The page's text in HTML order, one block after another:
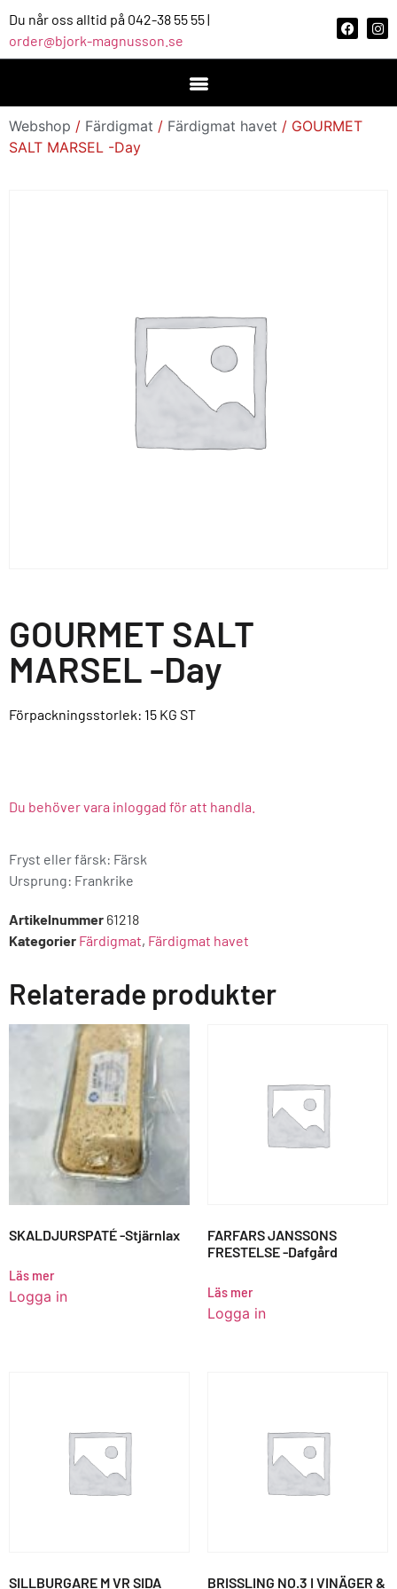
Du når oss alltid på 042-38 55 55 |
order@bjork-magnusson.se
Webshop / Färdigmat / Färdigmat havet / GOURMET
SALT MARSEL -Day
GOURMET SALT
MARSEL -Day
Förpackningsstorlek: 15 KG ST
Du behöver vara inloggad för att handla.
Fryst eller färsk: Färsk
Ursprung: Frankrike
Artikelnummer 61218
Kategorier Färdigmat, Färdigmat havet
Relaterade produkter
SKALDJURSPATÉ -Stjärnlax
Läs mer
Logga in
FARFARS JANSSONS
FRESTELSE -Dafgård
Läs mer
Logga in
SILLBURGARE M VR SIDA BRISSLING NO.3 I VINÄGER &